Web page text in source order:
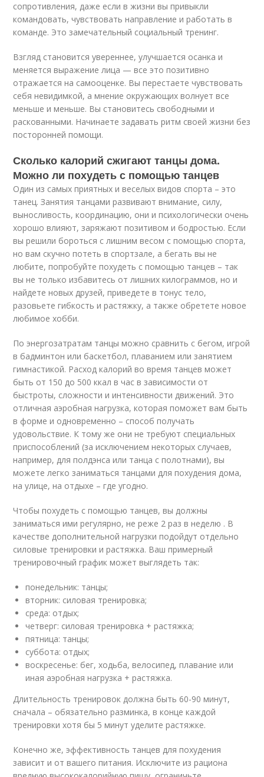
сопротивления, даже если в жизни вы привыкли
командовать, чувствовать направление и работать в
команде. Это замечательный социальный тренинг.
Взгляд становится увереннее, улучшается осанка и
меняется выражение лица — все это позитивно
отражается на самооценке. Вы перестаете чувствовать
себя невидимкой, а мнение окружающих волнует все
меньше и меньше. Вы становитесь свободными и
раскованными. Начинаете задавать ритм своей жизни без
посторонней помощи.
Сколько калорий сжигают танцы дома.
Можно ли похудеть с помощью танцев
Один из самых приятных и веселых видов спорта – это
танец. Занятия танцами развивают внимание, силу,
выносливость, координацию, они и психологически очень
хорошо влияют, заряжают позитивом и бодростью. Если
вы решили бороться с лишним весом с помощью спорта,
но вам скучно потеть в спортзале, а бегать вы не
любите, попробуйте похудеть с помощью танцев – так
вы не только избавитесь от лишних килограммов, но и
найдете новых друзей, приведете в тонус тело,
разовьете гибкость и растяжку, а также обретете новое
любимое хобби.
По энергозатратам танцы можно сравнить с бегом, игрой
в бадминтон или баскетбол, плаванием или занятием
гимнастикой. Расход калорий во время танцев может
быть от 150 до 500 ккал в час в зависимости от
быстроты, сложности и интенсивности движений. Это
отличная аэробная нагрузка, которая поможет вам быть
в форме и одновременно – способ получать
удовольствие. К тому же они не требуют специальных
приспособлений (за исключением некоторых случаев,
например, для полдэнса или танца с полотнами), вы
можете легко заниматься танцами для похудения дома,
на улице, на отдыхе – где угодно.
Чтобы похудеть с помощью танцев, вы должны
заниматься ими регулярно, не реже 2 раз в неделю . В
качестве дополнительной нагрузки подойдут отдельно
силовые тренировки и растяжка. Ваш примерный
тренировочный график может выглядеть так:
понедельник: танцы;
вторник: силовая тренировка;
среда: отдых;
четверг: силовая тренировка + растяжка;
пятница: танцы;
суббота: отдых;
воскресенье: бег, ходьба, велосипед, плавание или
иная аэробная нагрузка + растяжка.
Длительность тренировок должна быть 60-90 минут,
сначала – обязательно разминка, в конце каждой
тренировки хотя бы 5 минут уделите растяжке.
Конечно же, эффективность танцев для похудения
зависит и от вашего питания. Исключите из рациона